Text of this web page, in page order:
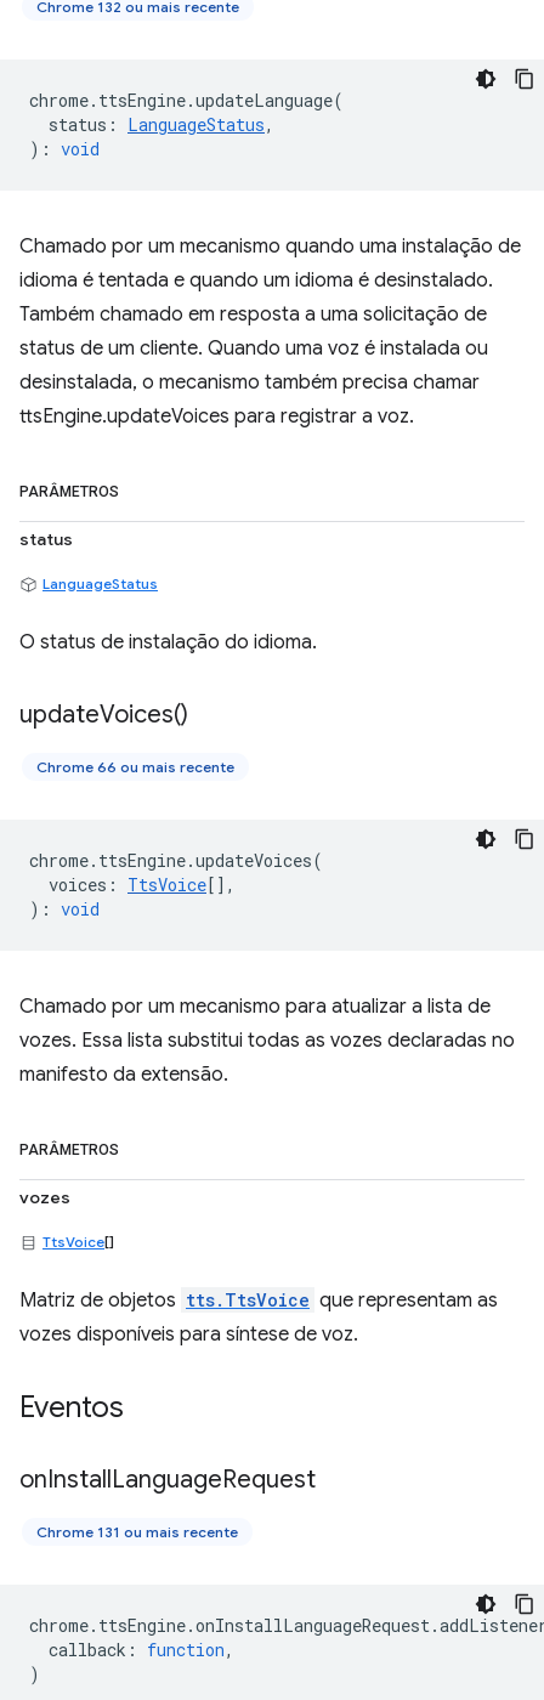
Chrome 132 ou mais recente
chrome. ttsEngine.updateLanguage(
status : LanguageStatus,
) : void
Chamado por um mecanismo quando uma instalação de
idioma é tentada e quando um idioma é desinstalado.
Também chamado em resposta a uma solicitação de
status de um cliente. Quando uma voz é instalada ou
desinstalada, o mecanismo também precisa chamar
ttsEngine.updateVoices para registrar a voz.
PARÂMETROS
status
LanguageStatus
O status de instalação do idioma.
updateVoices()
Chrome 66 ou mais recente
chrome. ttsEngine.updateVoices(
voices : TtsVoice[],
) : void
Chamado por um mecanismo para atualizar a lista de
vozes. Essa lista substitui todas as vozes declaradas no
manifesto da extensão.
PARÂMETROS
vozes
TtsVoice[]
Matriz de objetos tts.TtsVoice que representam as
vozes disponíveis para síntese de voz.
Eventos
onInstallLanguageRequest
Chrome 131 ou mais recente
chrome. ttsEngine.onInstallLanguageRequest.
callback : function,
)